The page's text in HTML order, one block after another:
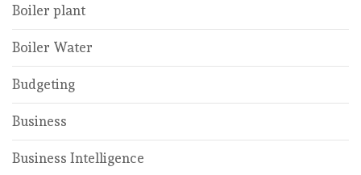
Boiler plant
Boiler Water
Budgeting
Business
Business Intelligence